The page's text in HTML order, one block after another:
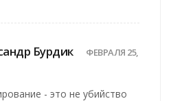
Бурдик
ФЕВРАЛЯ 25,
- это не убийство